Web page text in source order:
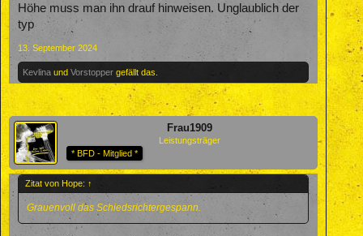
Höhe muss man ihn drauf hinweisen. Unglaublich der
typ
13. September 2024
Kevlina und Vorstopper gefällt das.
Frau1909
Leistungsträger
* BFD - Mitglied *
Zitat von Hope: ↑
Grauenvoll das Schiedsrichtergespann.